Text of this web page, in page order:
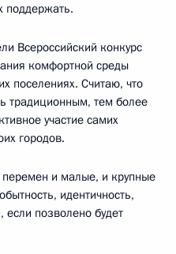
поддержать.
Всероссийский конкурс
комфортной среды
поселениях. Считаю, что
традиционным, тем более
участие самих
городов.
перемен и малые, и крупные
идентичность,
если позволено будет